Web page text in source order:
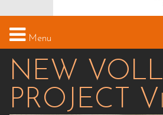
Menu
HOME
IL TORNEO
NEW
PROJECT